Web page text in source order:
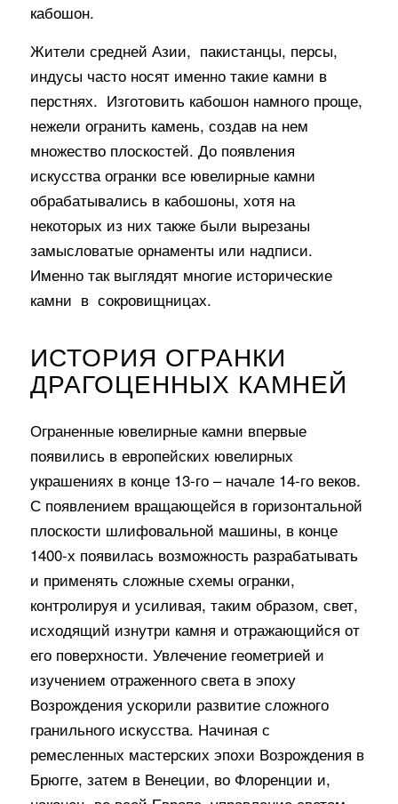
кабошон.
Жители средней Азии, пакистанцы, персы,
индусы часто носят именно такие камни в
перстнях. Изготовить кабошон намного проще,
нежели огранить камень, создав на нем
множество плоскостей. До появления
искусства огранки все ювелирные камни
обрабатывались вкабошоны, хотя на
некоторых из них также были вырезаны
замысловатые орнаменты или надписи.
Именно так выглядят многие исторические
камни в сокровищницах.
ИСТОРИЯ ОГРАНКИ
ДРАГОЦЕННЫХ КАМНЕЙ
Ограненные ювелирные камни впервые
появились в европейских ювелирных
украшениях в конце 13-го – начале 14-го веков.
С появлением вращающейся в горизонтальной
плоскости шлифовальной машины, в конце
1400-х появилась возможность разрабатывать
и применять сложные схемы огранки,
контролируя и усиливая, таким образом, свет,
исходящий изнутри камня и отражающийся от
его поверхности. Увлечение геометрией и
изучением отраженного света в эпоху
Возрождения ускорили развитие сложного
гранильного искусства. Начиная с
ремесленных мастерских эпохи Возрождения в
Брюгге, затем в Венеции, во Флоренции и,